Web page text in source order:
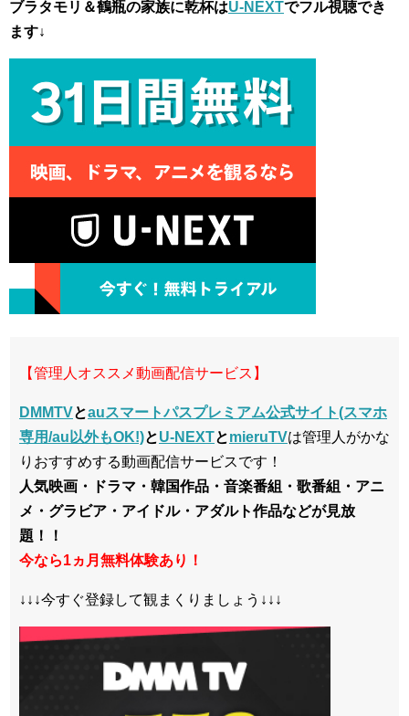
ブラタモリ＆鶴瓶の家族に乾杯はU-NEXTでフル視聴でき
ます↓
【管理人オススメ動画配信サービス】
DMMTVとauスマートパスプレミアム公式サイト(スマホ
専用/au以外もOK!)とU-NEXTとmieruTVは管理人がかな
りおすすめする動画配信サービスです！
人気映画・ドラマ・韓国作品・音楽番組・歌番組・アニ
メ・グラビア・アイドル・アダルト作品などが見放
題！！
今なら1ヵ月無料体験あり！
↓↓↓今すぐ登録して観まくりましょう↓↓↓